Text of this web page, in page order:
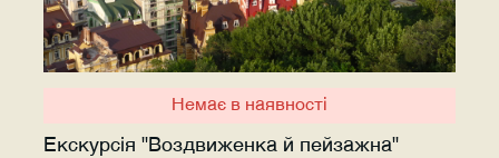
Немає в наявності
Екскурсія "Воздвиженка й пейзажна"